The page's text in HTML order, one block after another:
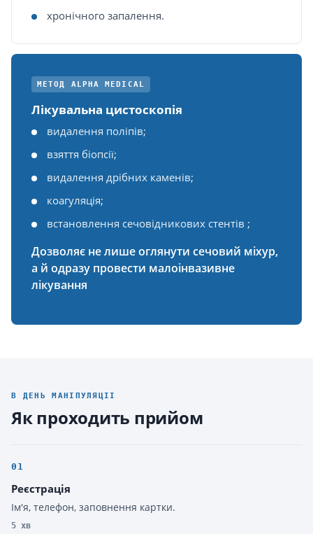
хронічного запалення.
МЕТОД ALPHA MEDICAL
Лікувальна цистоскопія
видалення поліпів;
взяття біопсії;
видалення дрібних каменів;
коагуляція;
встановлення сечовідникових стентів ;
Дозволяє не лише оглянути сечовий міхур,
а й одразу провести малоінвазивне
лікування
В ДЕНЬ МАНІПУЛЯЦІІ
Як проходить прийом
01
Реєстрація
Ім'я, телефон, заповнення картки.
5 хв